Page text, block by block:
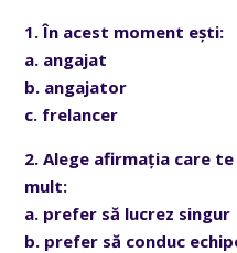
1. În acest moment ești:
a. angajat
b. angajator
c. frelancer
2. Alege afirmația care
mult:
a. prefer să lucrez singur
b. prefer să conduc